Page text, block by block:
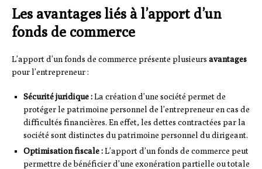
Les avantages liés à l’apport d’un
fonds de commerce
L’apport d’un fonds de commerce présente plusieurs avantages
pour l’entrepreneur :
Sécurité juridique :La création d’une société permet de
protéger le patrimoine personnel de l’entrepreneur en cas de
difficultés financières. En effet, les dettes contractées par la
société sont distinctes du patrimoine personnel du dirigeant.
Optimisation fiscale :L’apport d’un fonds de commerce peut
permettre de bénéficier d’une exonération partielle ou totale